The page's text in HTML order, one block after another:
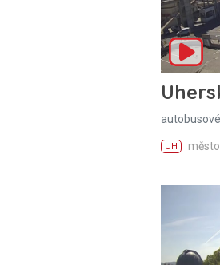
UH